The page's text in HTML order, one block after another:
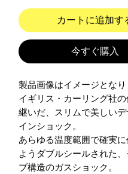
カートに追加す
今すぐ購入
製品画像はイメージとなり
イギリス・カーリング社の
継いだ、スリムで美しい
インショック。
あらゆる温度範囲で確実
ようダブルシールされた
ブ構造のガスショック。